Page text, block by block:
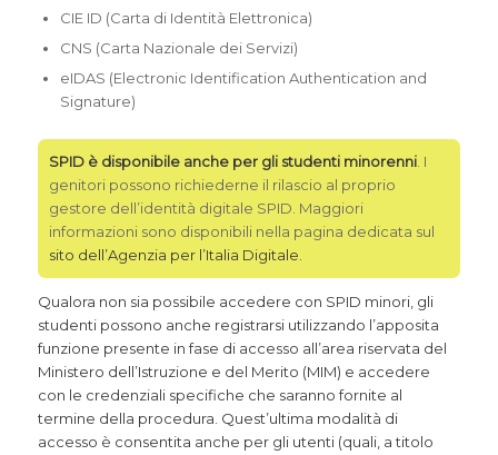
CIE ID (Carta di Identità Elettronica)
CNS (Carta Nazionale dei Servizi)
eIDAS (Electronic Identification Authentication and
Signature)
SPID è disponibile anche per gli studenti minorenni. I
genitori possono richiederne il rilascio al proprio
gestore dell’identità digitale SPID. Maggiori
informazioni sono disponibili nella pagina dedicata sul
sito dell’Agenzia per l’Italia Digitale.
Qualora non sia possibile accedere con SPID minori, gli
studenti possono anche registrarsi utilizzando l’apposita
funzione presente in fase di accesso all’area riservata del
Ministero dell’Istruzione e del Merito (MIM) e accedere
con le credenziali specifiche che saranno fornite al
termine della procedura. Quest’ultima modalità di
accesso è consentita anche per gli utenti (quali, a titolo